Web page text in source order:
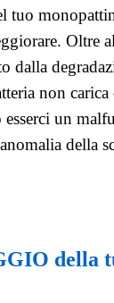
tuo
Oltre
dalla
non carica
un
della
della